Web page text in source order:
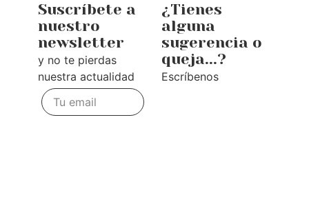
Suscríbete a
nuestro
newsletter
y no te pierdas
nuestra actualidad
¿Tienes
alguna
sugerencia o
queja...?
Escríbenos